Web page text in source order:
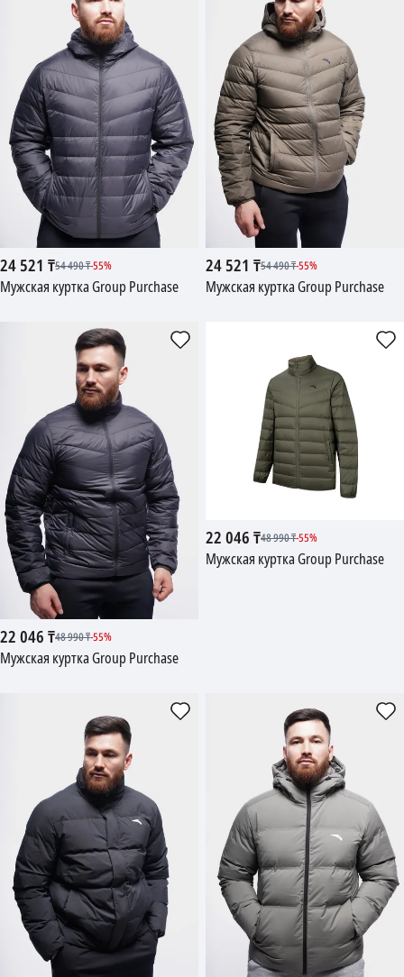
24 521 ₸54 490₸-55%
Мужская куртка Group Purchase
24 521 ₸54 490₸-55%
Мужская куртка Group Purchase
22 046₸48 990₸-55%
Мужская куртка Group Purchase
22 046₸48 990₸-55%
Мужская куртка Group Purchase